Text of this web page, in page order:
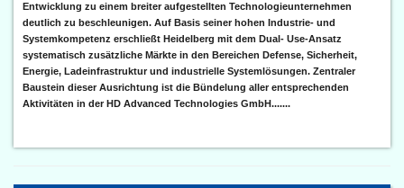
Entwicklung zu einem breiter aufgestellten Technologieunternehmen
deutlich zu beschleunigen. Auf Basis seiner hohen Industrie- und
Systemkompetenz erschließt Heidelberg mit dem Dual- Use-Ansatz
systematisch zusätzliche Märkte in den Bereichen Defense, Sicherheit,
Energie, Ladeinfrastruktur und industrielle Systemlösungen. Zentraler
Baustein dieser Ausrichtung ist die Bündelung aller entsprechenden
Aktivitäten in der HD Advanced Technologies GmbH.......